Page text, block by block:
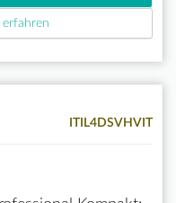
erfahren
ITIL4DSVHVIT